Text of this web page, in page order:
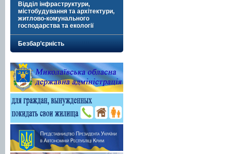
Відділ інфраструктури,
містобудування та архітектури,
житлово-комунального
господарства та екології
Безбар’єрність